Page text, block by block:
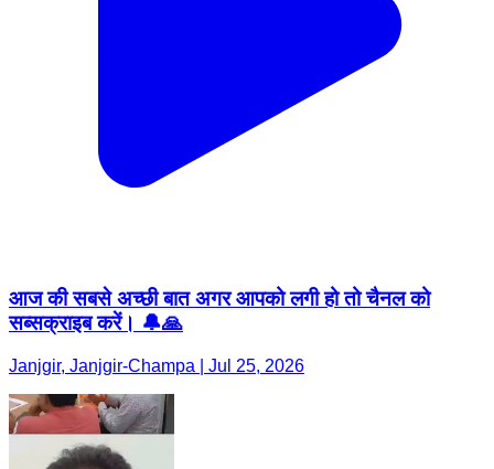
आज की सबसे अच्छी बात अगर आपको लगी हो तो चैनल को
सब्सक्राइब करें। 🔔🙏
Janjgir, Janjgir-Champa | Jul 25, 2026